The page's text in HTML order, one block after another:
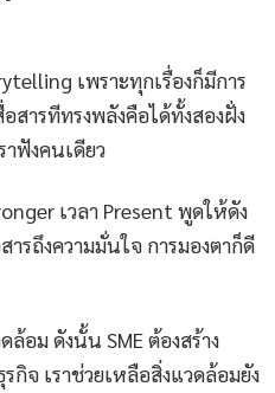
เพราะทุกเรื่องก็มีการ
สารทีทรงพลังคือได้ทั้งสองฝั่ง
าฟังคนเดียว
เวลา Present พูดให้ดัง
รถึงความมั่นใจ การมองตาก็ดี
อม ดังนั้น SME ต้องสร้าง
จ เราช่วยเหลือสิ่งแวดล้อมยัง